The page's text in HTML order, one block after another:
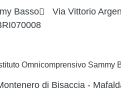
Basso Via Vittorio
Omnicomprensivo Sammy
di Bisaccia -